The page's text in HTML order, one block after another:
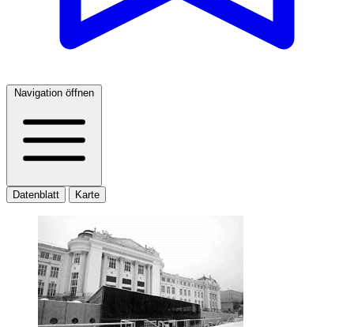
Navigation öffnen
Datenblatt Karte